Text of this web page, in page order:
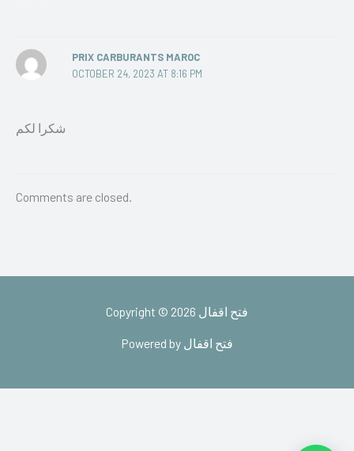
PRIX CARBURANTS MAROC
OCTOBER 24, 2023 AT 8:16 PM
شكرا لكم
Comments are closed.
Copyright © 2026 فتح اقفال
Powered by فتح اقفال